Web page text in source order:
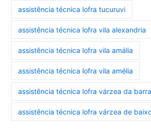
assistência técnica lofra tucuruvi
assistência técnica lofra vila alexandria
assistência técnica lofra vila amália
assistência técnica lofra vila amélia
assistência técnica lofra várzea da
assistência técnica lofra várzea de